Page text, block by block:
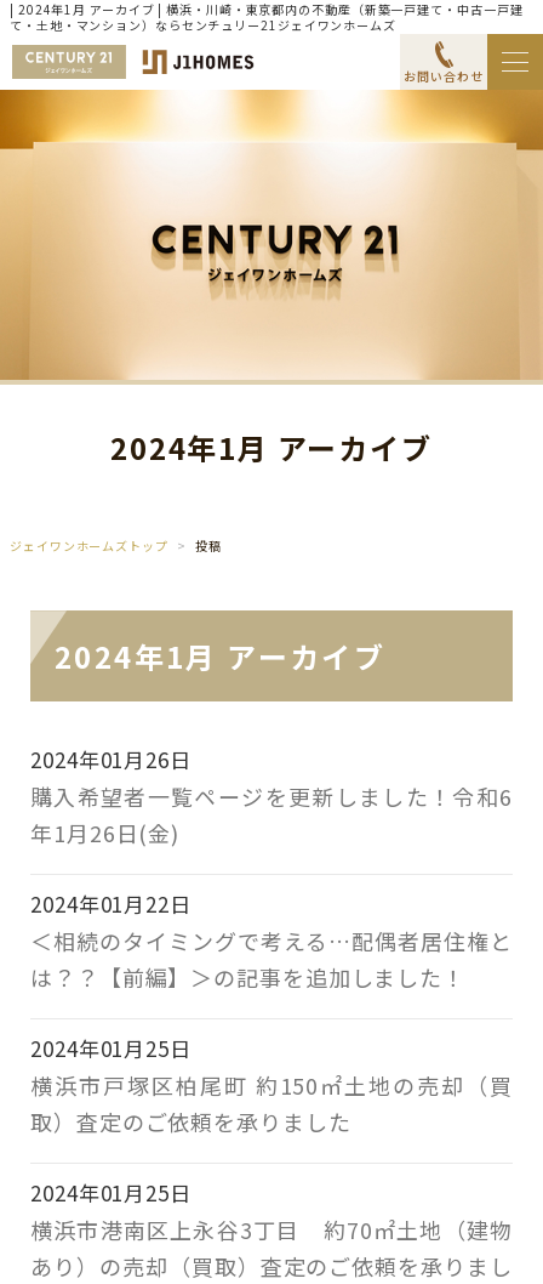
| 2024年1月 アーカイブ | 横浜・川崎・東京都内の不動産（新築一戸建て・中古一戸建
て・土地・マンション）ならセンチュリー21ジェイワンホームズ
お問い合わせ
2024年1月 アーカイブ
ジェイワンホームズトップ 投稿
2024年1月 アーカイブ
2024年01月26日
購入希望者一覧ページを更新しました！令和6
年1月26日(金)
2024年01月22日
＜相続のタイミングで考える…配偶者居住権と
は？？【前編】＞の記事を追加しました！
2024年01月25日
横浜市戸塚区柏尾町 約150㎡土地の売却（買
取）査定のご依頼を承りました
2024年01月25日
横浜市港南区上永谷3丁目 約70㎡土地（建物
あり）の売却（買取）査定のご依頼を承りまし